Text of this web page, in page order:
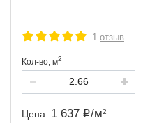
1 отзыв
Кол-во, м2
Цена: 1 637 /м2